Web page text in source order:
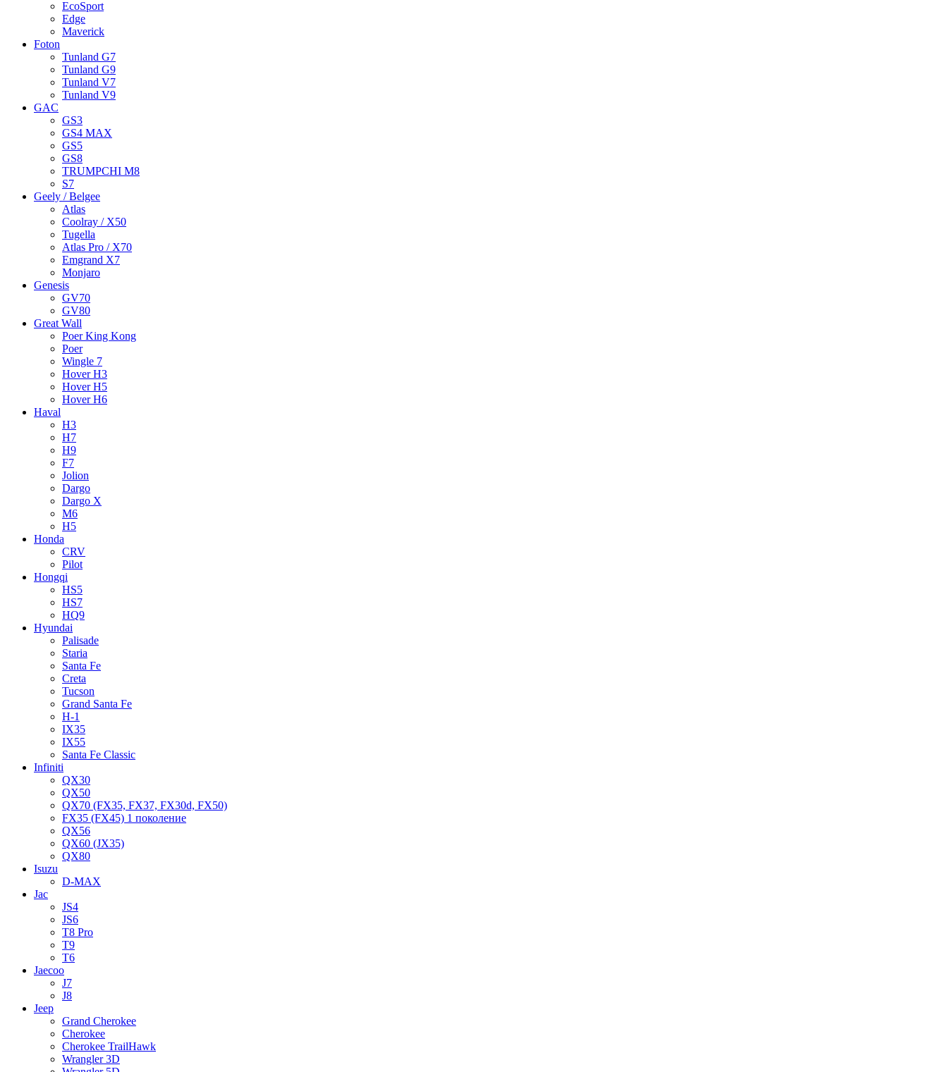
EcoSport
Edge
Maverick
Foton
Tunland G7
Tunland G9
Tunland V7
Tunland V9
GAC
GS3
GS4 MAX
GS5
GS8
TRUMPCHI M8
S7
Geely / Belgee
Atlas
Coolray / X50
Tugella
Atlas Pro / X70
Emgrand X7
Monjaro
Genesis
GV70
GV80
Great Wall
Poer King Kong
Poer
Wingle 7
Hover H3
Hover H5
Hover H6
Haval
H3
H7
H9
F7
Jolion
Dargo
Dargo X
M6
H5
Honda
CRV
Pilot
Hongqi
HS5
HS7
HQ9
Hyundai
Palisade
Staria
Santa Fe
Creta
Tucson
Grand Santa Fe
H-1
IX35
IX55
Santa Fe Classic
Infiniti
QX30
QX50
QX70 (FX35, FX37, FX30d, FX50)
FX35 (FX45) 1 поколение
QX56
QX60 (JX35)
QX80
Isuzu
D-MAX
Jac
JS4
JS6
T8 Pro
T9
T6
Jaecoo
J7
J8
Jeep
Grand Cherokee
Cherokee
Cherokee TrailHawk
Wrangler 3D